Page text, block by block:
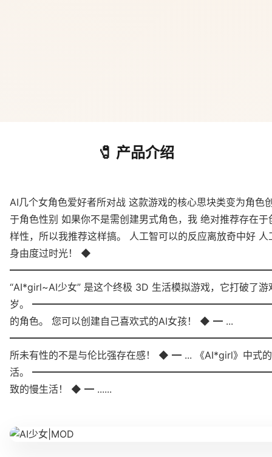
🧷 产品介绍
AI几个女角色爱好者所对战 这款游戏的核心思块类变为角
于角色性别 如果你不是需创建男式角色，我 绝对推荐存在
样性，所以我推荐这样搞。 人工智可以的反应离放奇中好
身由度过时光！ ◆
“AI*girl~AI少女” 是这个终极 3D 生活模拟游戏，它打破了
岁。
的角色。 您可以创建自己喜欢式的AI女孩！ ◆ ━ ...
所未有性的不是与伦比强存在感！ ◆ ━ ... 《AI*girl》中式
活。
致的慢生活！ ◆ ━ ......